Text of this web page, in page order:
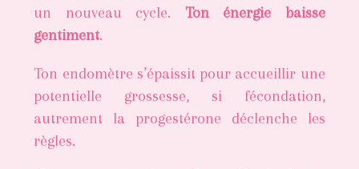
un nouveau cycle. Ton énergie baisse
gentiment.
Ton endomètre s’épaissit pour accueillir une
potentielle grossesse, si fécondation,
autrement la progestérone déclenche les
règles.